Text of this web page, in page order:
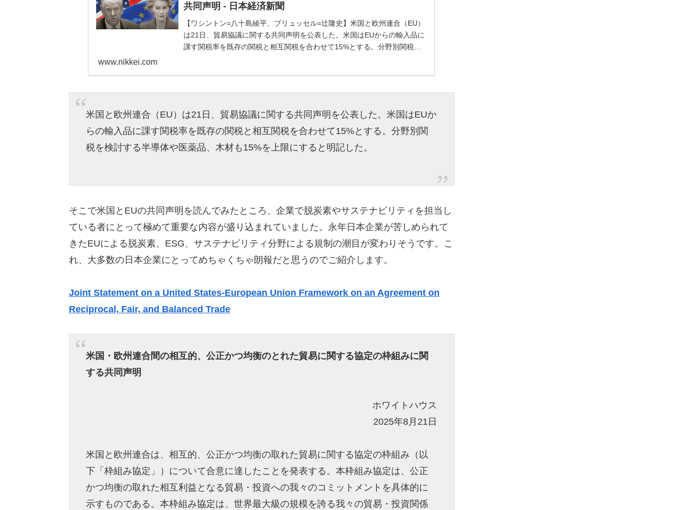
共同声明 - 日本経済新聞
【ワシントン=八十島綾平、ブリュッセル=辻隆史】米国と欧州連合（EU）
は21日、貿易協議に関する共同声明を公表した。米国はEUからの輸入品に
課す関税率を既存の関税と相互関税を合わせて15%とする。分野別関税を
www.nikkei.com
米国と欧州連合（EU）は21日、貿易協議に関する共同声明を公表した。米国はEUか
らの輸入品に課す関税率を既存の関税と相互関税を合わせて15%とする。分野別関
税を検討する半導体や医薬品、木材も15%を上限にすると明記した。
そこで米国とEUの共同声明を読んでみたところ、企業で脱炭素やサステナビリティを担当し
ている者にとって極めて重要な内容が盛り込まれていました。永年日本企業が苦しめられて
きたEUによる脱炭素、ESG、サステナビリティ分野による規制の潮目が変わりそうです。こ
れ、大多数の日本企業にとってめちゃくちゃ朗報だと思うのでご紹介します。
Joint Statement on a United States-European Union Framework on an Agreement on
Reciprocal, Fair, and Balanced Trade
米国・欧州連合間の相互的、公正かつ均衡のとれた貿易に関する協定の枠組みに関
する共同声明
ホワイトハウス
2025年8月21日
米国と欧州連合は、相互的、公正かつ均衡の取れた貿易に関する協定の枠組み（以
下「枠組み協定」）について合意に達したことを発表する。本枠組み協定は、公正
かつ均衡の取れた相互利益となる貿易・投資への我々のコミットメントを具体的に
示すものである。本枠組み協定は、世界最大級の規模を誇る我々の貿易・投資関係